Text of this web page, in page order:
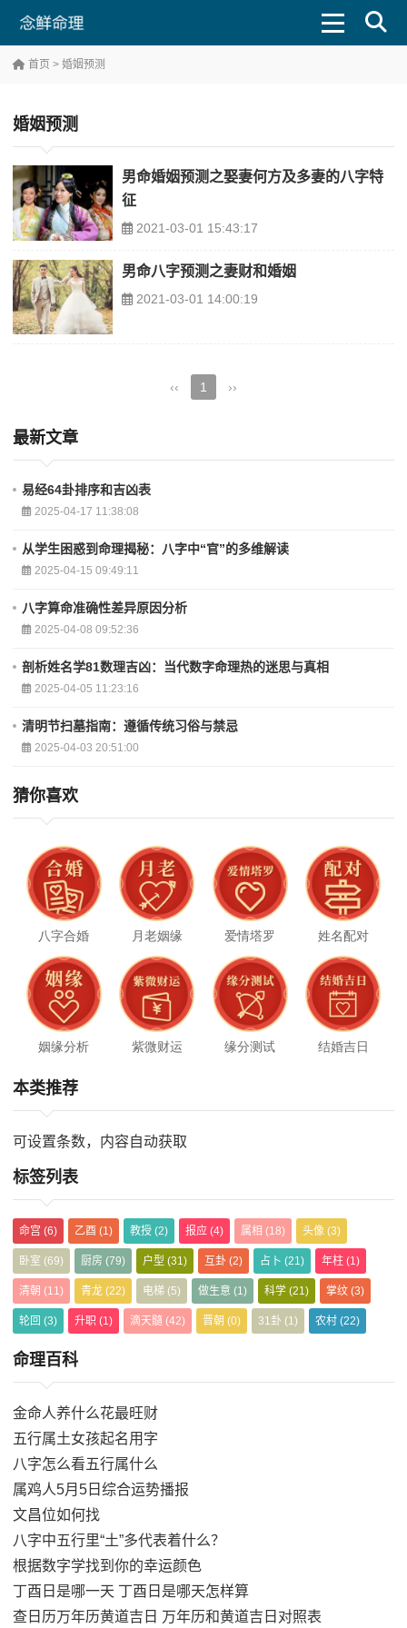
首页 > 婚姻预测
婚姻预测
男命婚姻预测之娶妻何方及多妻的八字特
征
2021-03-01 15:43:17
男命八字预测之妻财和婚姻
2021-03-01 14:00:19
‹‹ 1 ››
最新文章
易经64卦排序和吉凶表
2025-04-17 11:38:08
从学生困惑到命理揭秘：八字中“官”的多维解读
2025-04-15 09:49:11
八字算命准确性差异原因分析
2025-04-08 09:52:36
剖析姓名学81数理吉凶：当代数字命理热的迷思与真相
2025-04-05 11:23:16
清明节扫墓指南：遵循传统习俗与禁忌
2025-04-03 20:51:00
猜你喜欢
八字合婚 月老姻缘 爱情塔罗 姓名配对
姻缘分析 紫微财运 缘分测试 结婚吉日
本类推荐
可设置条数，内容自动获取
标签列表
命宫 (6) 乙酉 (1) 教授 (2) 报应 (4) 属相 (18) 头像 (3)
卧室 (69) 厨房 (79) 户型 (31) 互卦 (2) 占卜 (21) 年柱 (1)
清朝 (11) 青龙 (22) 电梯 (5) 做生意 (1) 科学 (21) 掌纹 (3)
轮回 (3) 升职 (1) 滴天髓 (42) 晋朝 (0) 31卦 (1) 农村 (22)
命理百科
金命人养什么花最旺财
五行属土女孩起名用字
八字怎么看五行属什么
属鸡人5月5日综合运势播报
文昌位如何找
八字中五行里“土”多代表着什么？
根据数字学找到你的幸运颜色
丁酉日是哪一天 丁酉日是哪天怎样算
查日历万年历黄道吉日 万年历和黄道吉日对照表